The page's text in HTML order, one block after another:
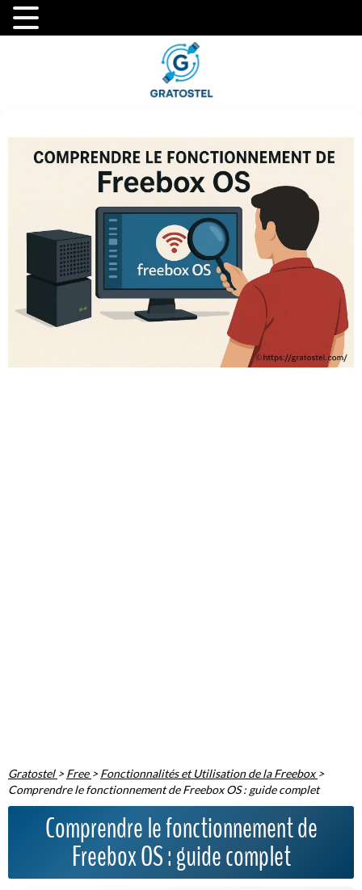
Gratostel >Free >Fonctionnalités et Utilisation de la Freebox >
Comprendre le fonctionnement de Freebox OS : guide complet
Comprendre le fonctionnement de
Freebox OS : guide complet